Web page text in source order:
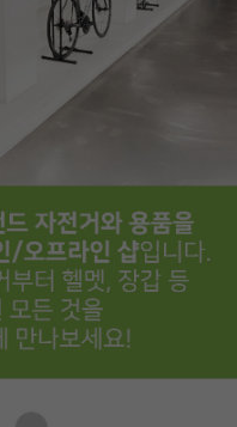
페이코 ID로